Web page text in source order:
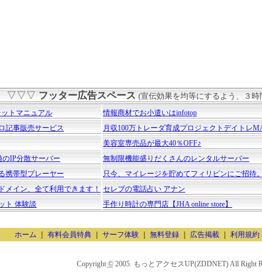
▽▽▽ フッター広告スペース (宣伝効果を均等にするよう、３
トマニュアル 情報商材でお小遣いはinfotop
記事販売サービス
月収100万トレーダ育成プロジェクトデイトレ
美容室専売品が最大40％OFF♪
のIP分散サーバー
無制限機能盛りだくさんのレンタルサーバー
携帯型プレーヤー
只今、マイレージを貯めてフィリピンにご招待。
メイン、全て利用できます！
セレブの電話占い アナン
ト 体験談
手作り時計の専門店【JHA online store】
ホーム 有料会員特典 サーフ体験 無料登録 広告掲載 利用規約
Copyright ©2005. もっとアクセスUP(ZDDNET) All Right